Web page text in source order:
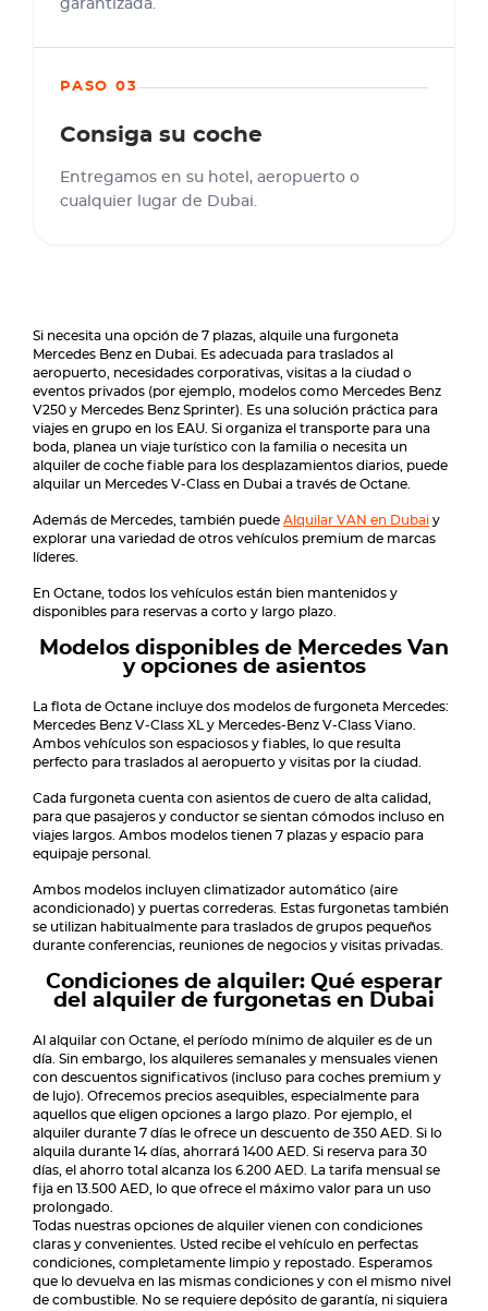
garantizada.
PASO 03
Consiga su coche
Entregamos en su hotel, aeropuerto o
cualquier lugar de Dubai.
Si necesita una opción de 7 plazas, alquile una furgoneta
Mercedes Benz en Dubai. Es adecuada para traslados al
aeropuerto, necesidades corporativas, visitas a la ciudad o
eventos privados (por ejemplo, modelos como Mercedes Benz
V250 y Mercedes Benz Sprinter). Es una solución práctica para
viajes en grupo en los EAU. Si organiza el transporte para una
boda, planea un viaje turístico con la familia o necesita un
alquiler de coche fiable para los desplazamientos diarios, puede
alquilar un Mercedes V-Class en Dubai a través de Octane.
Además de Mercedes, también puede Alquilar VAN en Dubai y
explorar una variedad de otros vehículos premium de marcas
líderes.
En Octane, todos los vehículos están bien mantenidos y
disponibles para reservas a corto y largo plazo.
Modelos disponibles de Mercedes Van
y opciones de asientos
La flota de Octane incluye dos modelos de furgoneta Mercedes:
Mercedes Benz V-Class XL y Mercedes-Benz V-Class Viano.
Ambos vehículos son espaciosos y fiables, lo que resulta
perfecto para traslados al aeropuerto y visitas por la ciudad.
Cada furgoneta cuenta con asientos de cuero de alta calidad,
para que pasajeros y conductor se sientan cómodos incluso en
viajes largos. Ambos modelos tienen 7 plazas y espacio para
equipaje personal.
Ambos modelos incluyen climatizador automático (aire
acondicionado) y puertas correderas. Estas furgonetas también
se utilizan habitualmente para traslados de grupos pequeños
durante conferencias, reuniones de negocios y visitas privadas.
Condiciones de alquiler: Qué esperar
del alquiler de furgonetas en Dubai
Al alquilar con Octane, el período mínimo de alquiler es de un
día. Sin embargo, los alquileres semanales y mensuales vienen
con descuentos significativos (incluso para coches premium y
de lujo). Ofrecemos precios asequibles, especialmente para
aquellos que eligen opciones a largo plazo. Por ejemplo, el
alquiler durante 7 días le ofrece un descuento de 350 AED. Si lo
alquila durante 14 días, ahorrará 1400 AED. Si reserva para 30
días, el ahorro total alcanza los 6.200 AED. La tarifa mensual se
fija en 13.500 AED, lo que ofrece el máximo valor para un uso
prolongado.
Todas nuestras opciones de alquiler vienen con condiciones
claras y convenientes. Usted recibe el vehículo en perfectas
condiciones, completamente limpio y repostado. Esperamos
que lo devuelva en las mismas condiciones y con el mismo nivel
de combustible. No se requiere depósito de garantía, ni siquiera